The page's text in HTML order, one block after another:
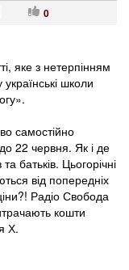
0
яке з нетерпінням
школи
самостійно
22 червня. Як і де
батьків. Цьогорічні
від попередніх
Радіо Свобода
кошти
Х.